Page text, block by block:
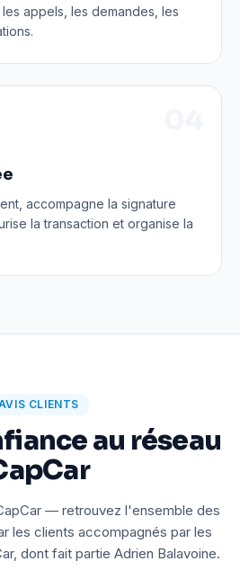
appels, les demandes, les
accompagne la signature
la transaction et organise la
CLIENTS
au réseau
— retrouvez l'ensemble des
les clients accompagnés par les
dont fait partie Adrien Balavoine.